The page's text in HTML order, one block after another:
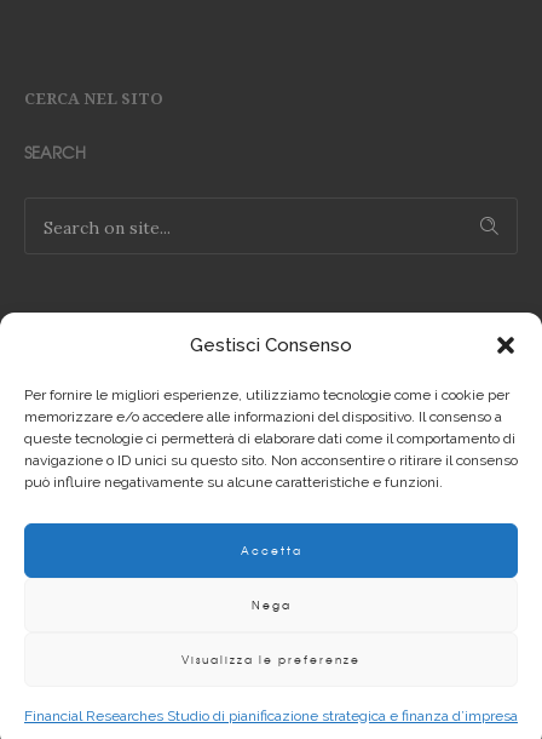
Gestisci Consenso
Per fornire le migliori esperienze, utilizziamo tecnologie come i cookie per
memorizzare e/o accedere alle informazioni del dispositivo. Il consenso a
queste tecnologie ci permetterà di elaborare dati come il comportamento di
navigazione o ID unici su questo sito. Non acconsentire o ritirare il consenso
può influire negativamente su alcune caratteristiche e funzioni.
Accetta
Nega
Visualizza le preferenze
Financial Researches Studio di pianificazione strategica e finanza d’impresa
CERCA NEL SITO
SEARCH
Privacy Policy IT
Privacy Policy EN
Cookie Policy EN